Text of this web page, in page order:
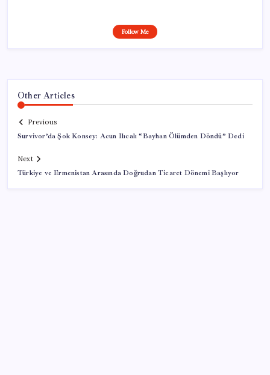
Follow Me
Other Articles
Previous
Survivor’da Şok Konsey: Acun Ilıcalı “Bayhan Ölümden Döndü” Dedi
Next
Türkiye ve Ermenistan Arasında Doğrudan Ticaret Dönemi Başlıyor